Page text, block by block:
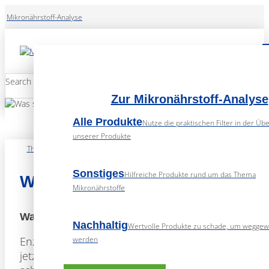
Mikronährstoff-Analyse
Search
Themenwelt
Was sind Enzyme?
Was sind eigentlich Enzyme?
Enzyme sind Werkzeuge der Biochemie. Klingt
jetzt schon kompliziert? Keine Sorge, wir
Zur Mikronährstoff-Analyse
Alle ProdukteNutze die praktischen Filter in der
unserer Produkte
SonstigesHilfreiche Produkte rund um das Thema
Mikronährstoffe
NachhaltigWertvolle Produkte zu schade, um
werden